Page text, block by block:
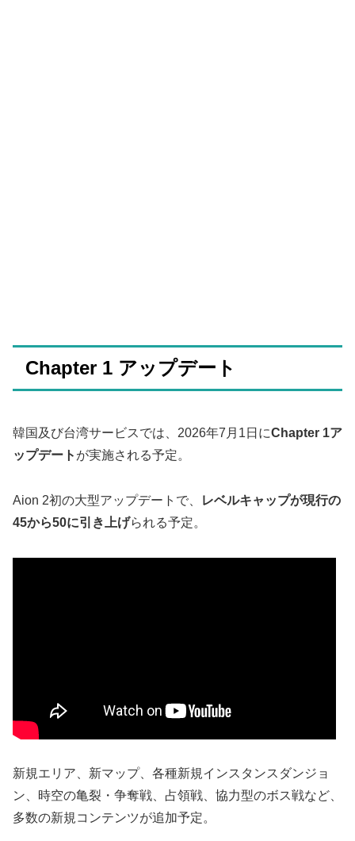
Chapter 1 アップデート
韓国及び台湾サービスでは、2026年7月1日にChapter 1ア
ップデート が実施される予定。
Aion 2初の大型アップデートで、
レベルキャップが現行の
45から50に引き上げられる予定。
新規エリア、新マップ、各種新規インスタンスダンジョ
ン、時空の亀裂・争奪戦、占領戦、協力型のボス戦など、
多数の新規コンテンツが追加予定。